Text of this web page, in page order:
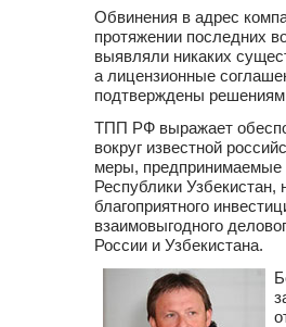
Обвинения в адрес
протяжении последних
выявляли никаких
а лицензионные
подтверждены
ТПП РФ выражает
вокруг известной
меры, предпринимаемые
Республики Узбекистан,
благоприятного
взаимовыгодного
России и Узбекистана.